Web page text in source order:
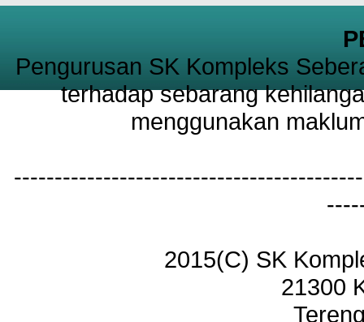
Pengurusan SK Kompleks
terhadap sebarang
menggunakan
2015(C) SK
21300